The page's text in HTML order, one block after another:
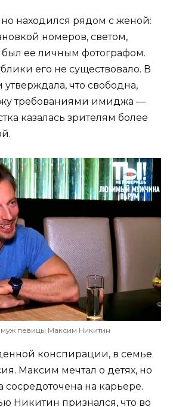
находился рядом с женой:
номеров, светом,
ее личным фотографом.
его не существовало. В
что свободна,
требованиями имиджа —
казалась зрителям более
певицы Максим Никитин
конспирации, в семье
Максим мечтал о детях, но
сосредоточена на карьере.
Никитин признался, что во